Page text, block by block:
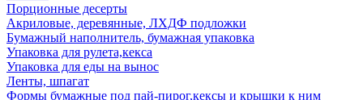
Порционные десерты
Акриловые, деревянные, ЛХДФ подложки
Бумажный наполнитель, бумажная упаковка
Упаковка для рулета,кекса
Упаковка для еды на вынос
Ленты, шпагат
Формы бумажные под пай-пирог,кексы и крышки к ним